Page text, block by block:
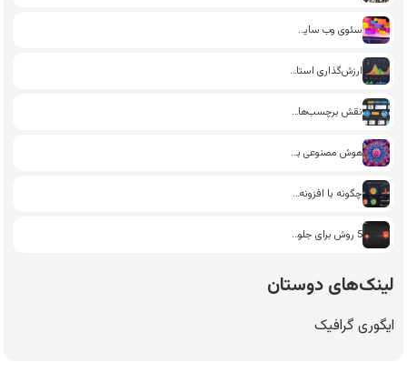
سئوی وب سایت: چگونه با…
ارزش‌گذاری استارت‌آپ: چگونه از داده‌های…
نقش برچسب‌ها و دسته‌بندی‌ها در…
هوش مصنوعی برای تولید محتوا:…
چگونه با افزونه‌های سئو در…
5 روش برای جلوگیری از…
لینک‌های دوستان
ایگوری گرافیک